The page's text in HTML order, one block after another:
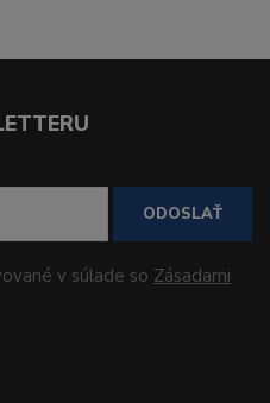
ODOSLAŤ
v súlade so Zásadami